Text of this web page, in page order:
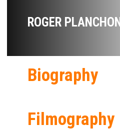
ROGER PLANCHON
Biography
Filmography